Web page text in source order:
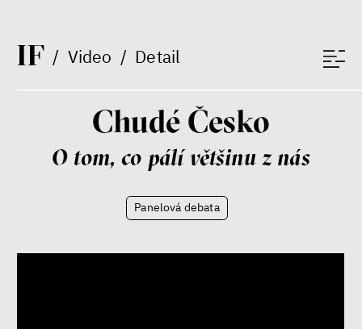
IF/ Video / Detail
Filozofka
Chudé Česko
O tom, co pálí většinu z nás
Panelová debata